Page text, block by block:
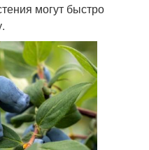
могут быстро